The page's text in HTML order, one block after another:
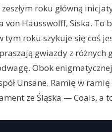
roku główną
von Hausswolff, Siska. To
roku szykuje się coś
gwiazdy z różnych
Obok
Unsane. Ramię w
ze Śląska — Coals, a